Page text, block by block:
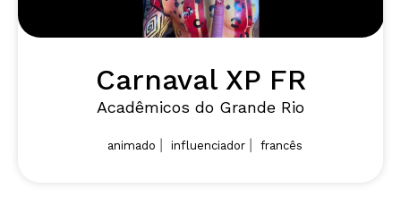
Carnaval XP FR
Acadêmicos do Grande Rio
animado influenciador francês